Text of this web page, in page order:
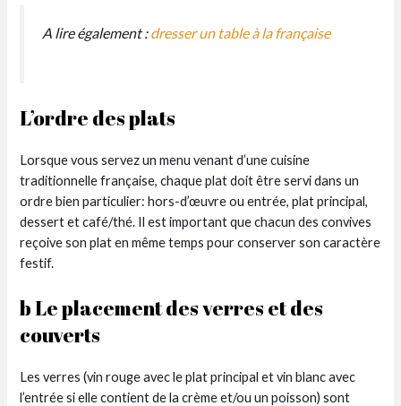
A lire également :dresser un table à la française
L’ordre des plats
Lorsque vous servez un menu venant d’une cuisine
traditionnelle française, chaque plat doit être servi dans un
ordre bien particulier: hors-d’œuvre ou entrée, plat principal,
dessert et café/thé. Il est important que chacun des convives
reçoive son plat en même temps pour conserver son caractère
festif.
b Le placement des verres et des
couverts
Les verres (vin rouge avec le plat principal et vin blanc avec
l’entrée si elle contient de la crème et/ou un poisson) sont